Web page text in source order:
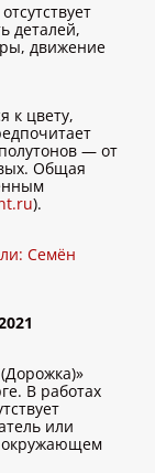
деталей,
движение
к цвету,
— от
Общая
).
Семён
В работах
или
окружающем